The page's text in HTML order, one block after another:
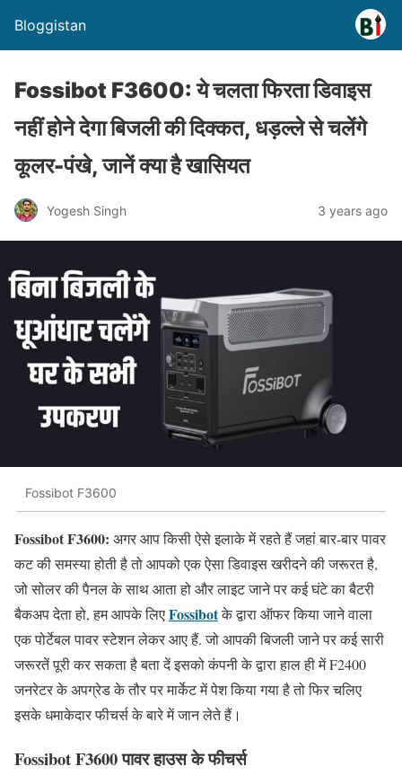
Bloggistan
Fossibot F3600: ये चलता फिरता डिवाइस
नहीं होने देगा बिजली की दिक्कत, धड़ल्ले से चलेंगे
कूलर-पंखे, जानें क्या है खासियत
Yogesh Singh 3 years ago
Fossibot F3600
Fossibot F3600: अगर आप किसी ऐसे इलाके में रहते हैं जहां बार-बार पावर
कट की समस्या होती है तो आपको एक ऐसा डिवाइस खरीदने की जरूरत है,
जो सोलर की पैनल के साथ आता हो और लाइट जाने पर कई घंटे का बैटरी
बैकअप देता हो, हम आपके लिएFossibotके द्वारा ऑफर किया जाने वाला
एक पोर्टेबल पावर स्टेशन लेकर आए हैं. जो आपकी बिजली जाने पर कई सारी
जरूरतें पूरी कर सकता है बता दें इसको कंपनी के द्वारा हाल ही में F2400
जनरेटर के अपग्रेड के तौर पर मार्केट में पेश किया गया है तो फिर चलिए
इसके धमाकेदार फीचर्स के बारे में जान लेते हैं।
Fossibot F3600 पावर हाउस के फीचर्स